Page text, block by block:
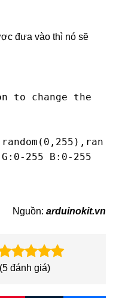
đưa vào thì nó sẽ
255 B:0-255
Nguồn: arduinokit.vn
5đánh giá)